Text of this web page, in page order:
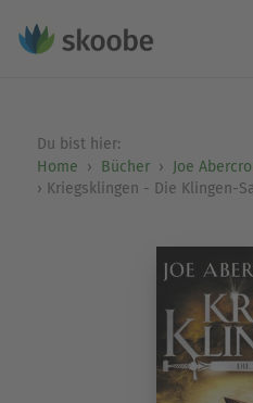
Du bist hier:
Home
Bücher
Joe
Kriegsklingen - Die Klingen-